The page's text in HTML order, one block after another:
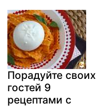
Порадуйте своих
гостей 9
рецептами с